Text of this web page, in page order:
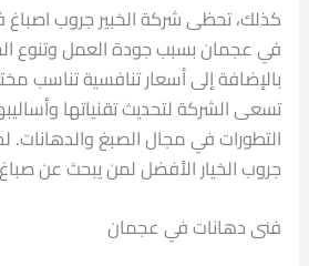
كذلك، تحظى شركة الخبير جروب
في عجمان بسبب جودة العمل وتنوع
بالإضافة إلى أسعار تنافسية تناسب
تسعى الشركة لتحديث تقنياتها
التطورات في مجال الصبغ والدهانات.
جروب الخيار الأفضل لمن يبحث عن
فنى دهانات في عجمان